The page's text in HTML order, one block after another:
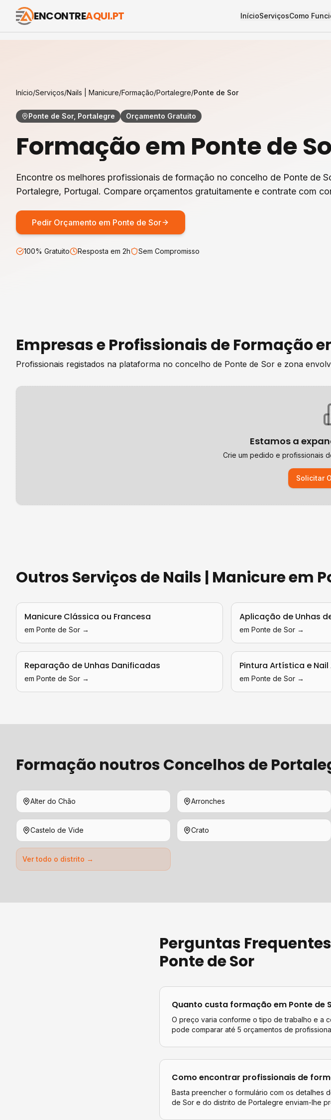
ENCONTREAQUI.PT InícioServiçosComo
Início/Serviços/Nails | Manicure/Formação/Portalegre/Ponte de Sor
Ponte de Sor, Portalegre Orçamento Gratuito
Formaçãoem Ponte de
Encontre os melhores profissionais de formação no concelho de Ponte de
Portalegre, Portugal. Compare orçamentos gratuitamente e contrate com
Pedir Orçamento em Ponte de Sor
100% Gratuito Resposta em 2h Sem Compromisso
Empresas e Profissionais deFormação
Profissionais registados na plataforma no concelho de Ponte de Sor e zona
Estamos a
Crie um pedido e profissionais
Solicitar
Outros Serviços deNails | Manicureem
Manicure Clássica ou Francesa
em Ponte de Sor →
Aplicação de Unhas
em Ponte de Sor →
Reparação de Unhas Danificadas
em Ponte de Sor →
Pintura Artística e Nail
em Ponte de Sor →
Formaçãonoutros Concelhos de
Alter do Chão Arronches
Castelo de Vide Crato
Ver todo o distrito →
Perguntas
Ponte de Sor
Quanto custa formação em Ponte de
O preço varia conforme o tipo de trabalho e a
pode comparar até 5 orçamentos de
Como encontrar profissionais de
Basta preencher o formulário com os detalhes
de Sor e do distrito de Portalegre enviam-lhe